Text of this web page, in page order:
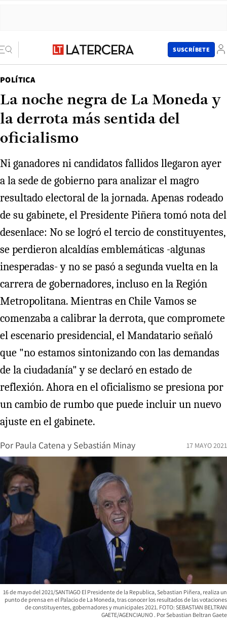
SUSCRÍBETE
POLÍTICA
La noche negra de La Moneda y
la derrota más sentida del
oficialismo
Ni ganadores ni candidatos fallidos llegaron ayer
a la sede de gobierno para analizar el magro
resultado electoral de la jornada. Apenas rodeado
de su gabinete, el Presidente Piñera tomó nota del
desenlace: No se logró el tercio de constituyentes,
se perdieron alcaldías emblemáticas -algunas
inesperadas- y no se pasó a segunda vuelta en la
carrera de gobernadores, incluso en la Región
Metropolitana. Mientras en Chile Vamos se
comenzaba a calibrar la derrota, que compromete
el escenario presidencial, el Mandatario señaló
que "no estamos sintonizando con las demandas
de la ciudadanía" y se declaró en estado de
reflexión. Ahora en el oficialismo se presiona por
un cambio de rumbo que puede incluir un nuevo
ajuste en el gabinete.
Por Paula Catena y Sebastián Minay 17 MAYO 2021
16 de mayo del 2021/SANTIAGO El Presidente de la Republica, Sebastian Piñera, realiza un
punto de prensa en el Palacio de La Moneda, tras conocer los resultados de las votaciones
de constituyentes, gobernadores y municipales 2021. FOTO: SEBASTIAN BELTRAN
GAETE/AGENCIAUNO
Sebastian Beltran Gaete